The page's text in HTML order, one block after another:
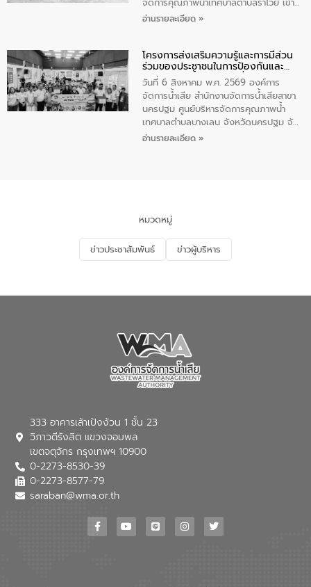
จัดการคุณภาพน้ำเทศบาลตำบลราไวย์ เข้า
ร่วมโครงการราไวย์สวยด้วยมือและใจเรา
ประชาชน ตัวแทนจากโรงแรมต่างๆ ในเขต
เทศบาลตำบลราไวย์ ศูนย์บริหารจัดการ
คุณภาพน้ำเทศบาลตำบลราไวย์ นำโดยนาย
น้อย แก้วเศษ ผู้จัดการสำนักงานจัดการน้ำ
เสียสาขาภูเก็ต พร้อมด้วยเจ้าหน้าที่ จำนวน
5 คน ร่วมทำกิจกรรม ทำความสะอาด
ชายหาดและแหล่งท่องเที่ยว ณ บริเวณ
อ่านรายละเอียด »
โครงการส่งเสริมความรู้และการมีส่วน
ร่วมของประชาชนในการป้องกันและ
แก้ไขปัญหาน้ำเสียอย่างยั่งยืน
วันที่ 6 สิงหาคม พ.ศ. 2569 องค์การ
จัดการน้ำเสีย สำนักงานจัดการน้ำเสียสาขา
นครปฐม ศูนย์บริหารจัดการคุณภาพน้ำ
เทศบาลตำบลบางเลน จังหวัดนครปฐม จัด
กิจกรรมภายใต้โครงการส่งเสริมความรู้และ
จัดการน้ำเสียและสร้างจิตสำนึกในการ
อนุรักษ์สิ่งแวดล้อม ในหัวข้อ “น้ำเสียชุมชน
และการบำบัดน้ำเสียเบื้องต้น” โดยให้ความรู้
เกี่ยวกับสาเหตุและผลกระทบของน้ำเสีย
ณ เทศบาลตำบลบางเลน จังหวัดนครปฐม
อ่านรายละเอียด »
หมวดหมู่
ข่าวประชาสัมพันธ์ ข่าวผู้บริหาร
333 อาคารเล้าเป้งง้วน 1 ชั้น 23
วิภาวดีรังสิต แขวงจอมพล
เขตจตุจักร กรุงเทพฯ 10900
0-2273-8530-39
0-2273-8577-79
saraban@wma.or.th